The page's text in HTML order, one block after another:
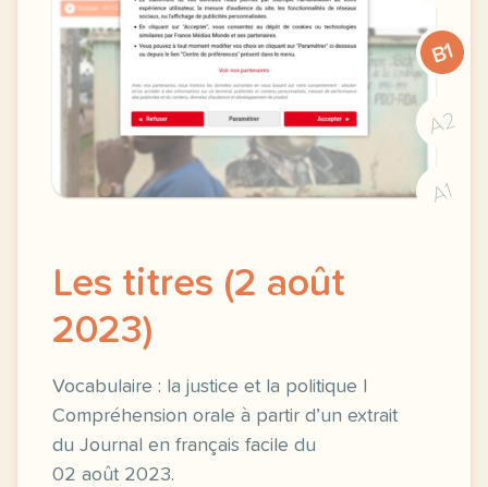
B1
A2
A1
Les titres (2 août
2023)
Vocabulaire : la justice et la politique |
Compréhension orale à partir d’un extrait
du Journal en français facile du
02 août 2023.